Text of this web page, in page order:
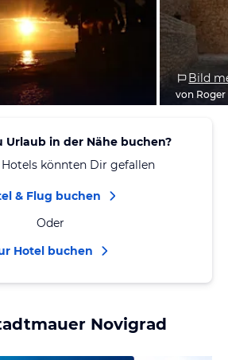
Bild
von Roger
Urlaub in der Nähe buchen?
könnten Dir gefallen
& Flug buchen
Oder
Hotel buchen
Novigrad